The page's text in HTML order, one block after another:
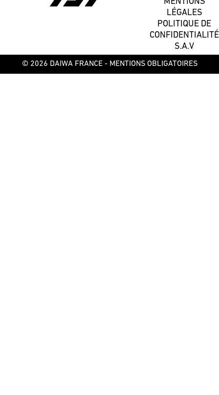
LÉGALES
POLITIQUE DE
CONFIDENTIALITÉ
S.A.V
© 2026 DAIWA FRANCE - MENTIONS OBLIGATOIRES